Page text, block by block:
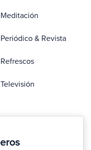
Meditación
Periódico & Revista
Refrescos
Televisión